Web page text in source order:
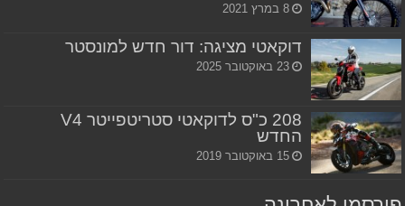
8 במרץ 2021
דוקאטי מציגה: דור חדש למונסטר
23 באוקטובר 2025
208 כ"ס לדוקאטי סטריטפייטר V4
החדש
15 באוקטובר 2019